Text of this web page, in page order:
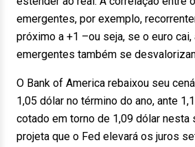
emergentes, por exemplo,
próximo a +1 –ou seja, se o euro
emergentes também se
O Bank of America rebaixou seu
1,05 dólar no término do ano, ante
cotado em torno de 1,09 dólar nesta
projeta que o Fed elevará os juros